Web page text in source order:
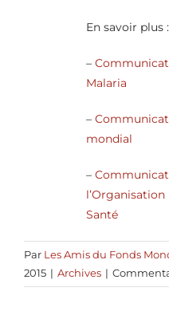
En savoir plus :
–
Malaria
–
mondial
–
Santé
Par Les Amis du Fonds
2015 | Archives |